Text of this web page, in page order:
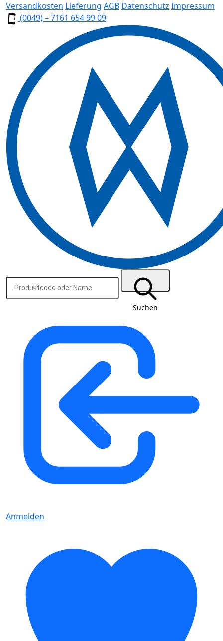
Versandkosten Lieferung AGB Datenschutz Impressum
(0049) – 7161 654 99 09
Suchen
Anmelden